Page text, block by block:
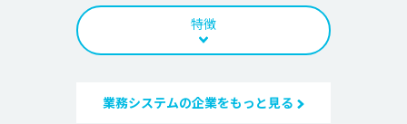
特徴
業務システムの企業をもっと見る